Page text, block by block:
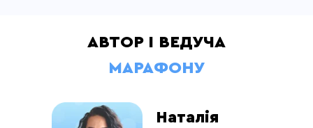
АВТОР І ВЕДУЧА
МАРАФОНУ
Наталія